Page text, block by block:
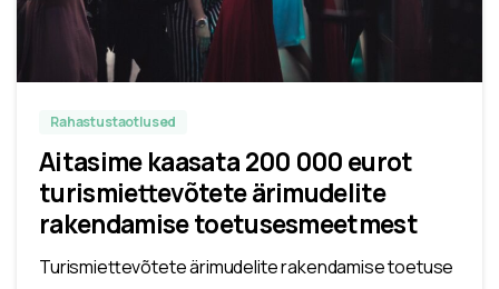
Rahastustaotlused
Aitasime kaasata 200 000 eurot
turismiettevõtete ärimudelite
rakendamise toetusesmeetmest
Turismiettevõtete ärimudelite rakendamise toetuse